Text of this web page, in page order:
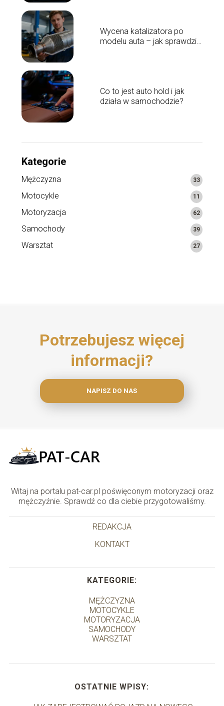
Wycena katalizatora po
modelu auta – jak sprawdzić
Co to jest auto hold i jak
działa w samochodzie?
Kategorie
Mężczyzna 33
Motocykle 11
Motoryzacja 62
Samochody 39
Warsztat 27
Potrzebujesz więcej
informacji?
NAPISZ DO NAS
Witaj na portalu pat-car.pl poświęconym motoryzacji oraz
mężczyźnie. Sprawdź co dla ciebie przygotowaliśmy.
REDAKCJA
KONTAKT
KATEGORIE:
MĘŻCZYZNA
MOTOCYKLE
MOTORYZACJA
SAMOCHODY
WARSZTAT
OSTATNIE WPISY: